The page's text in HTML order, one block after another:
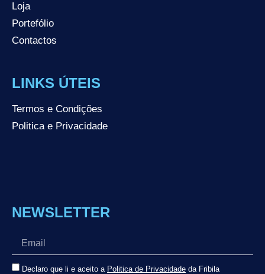
Loja
Portefólio
Contactos
LINKS ÚTEIS
Termos e Condições
Politica e Privacidade
NEWSLETTER
Declaro que li e aceito a Politica de Privacidade da Fribila